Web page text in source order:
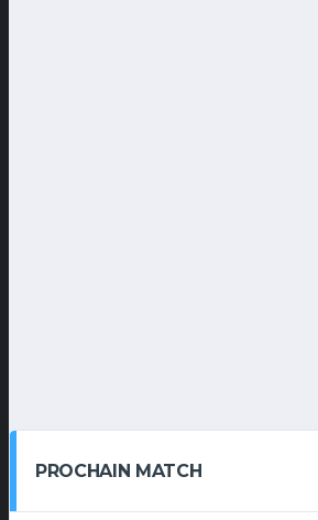
PROCHAIN MATCH